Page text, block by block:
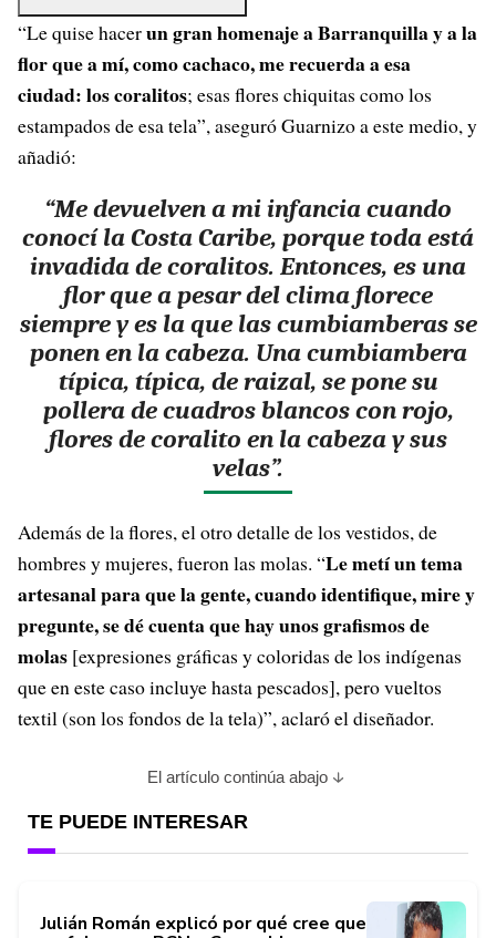
“Le quise hacerun gran homenaje a Barranquilla y a la
flor que a mí, como cachaco, me recuerda a esa
ciudad: los coralitos; esas flores chiquitas como los
estampados de esa tela”,aseguró Guarnizo a este medio, y
añadió:
“Me devuelven a mi infancia cuando
conocí la Costa Caribe, porque toda está
invadida de coralitos. Entonces, es una
flor que a pesar del clima florece
siempre y es la que las cumbiamberas se
ponen en la cabeza. Una cumbiambera
típica, típica, de raizal, se pone su
pollera de cuadros blancos con rojo,
flores de coralito en la cabeza y sus
velas”.
Además de la flores, el otro detalle de los vestidos, de
hombres y mujeres, fueron las molas. “Le metí un tema
artesanal para que la gente, cuando identifique, mire y
pregunte, se dé cuenta que hay unos grafismos de
molas [expresiones gráficas y coloridas de los indígenas
que en este caso incluye hasta pescados], pero vueltos
textil (son los fondos de la tela)”, aclaró el diseñador.
El artículo continúa abajo
TE PUEDE INTERESAR
Julián Román explicó por qué cree que